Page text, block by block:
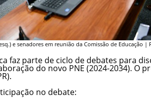
e senadores em reunião da Comissão de Educação |
faz parte de ciclo de debates para
do novo PNE (2024-2034). O
no debate: